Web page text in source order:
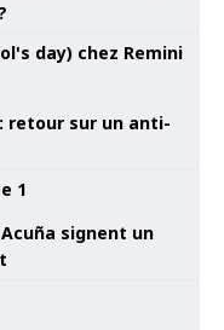
retour sur un anti-
signent un